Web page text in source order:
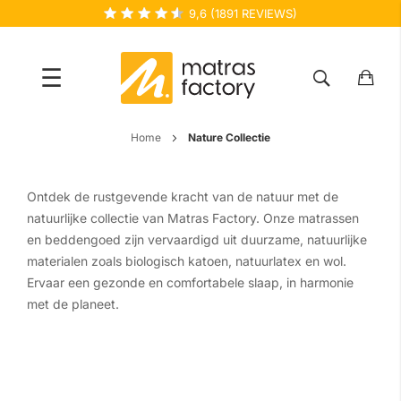
9,6 (1891 REVIEWS)
☰
inhoud
Home Nature Collectie
Ontdek de rustgevende kracht van de natuur met de
natuurlijke collectie van Matras Factory. Onze matrassen
en beddengoed zijn vervaardigd uit duurzame, natuurlijke
materialen zoals biologisch katoen, natuurlatex en wol.
Ervaar een gezonde en comfortabele slaap, in harmonie
met de planeet.